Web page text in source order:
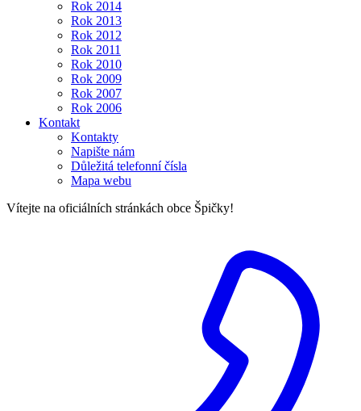
Rok 2014
Rok 2013
Rok 2012
Rok 2011
Rok 2010
Rok 2009
Rok 2007
Rok 2006
Kontakt
Kontakty
Napište nám
Důležitá telefonní čísla
Mapa webu
Vítejte na oficiálních stránkách obce Špičky!